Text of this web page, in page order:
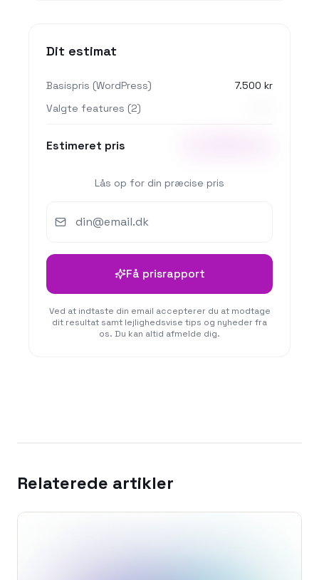
Dit estimat
Basispris (WordPress)
7.500 kr
Valgte features (2)
Estimeret pris
Lås op for din præcise pris
Få prisrapport
Ved at indtaste din email accepterer du at modtage
dit resultat samt lejlighedsvise tips og nyheder fra
os. Du kan altid afmelde dig.
Relaterede artikler